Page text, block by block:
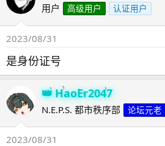
用户 高级用户 认证用户
2023/08/31
是身份证号
HaoEr2047
N.E.P.S. 都市秩序部 论坛元老
2023/08/31